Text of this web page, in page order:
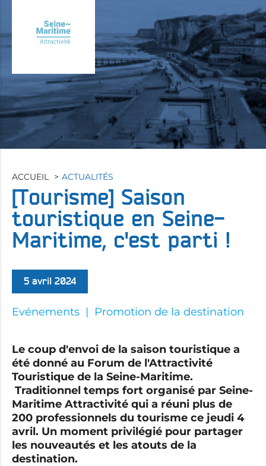
contenu
principal
ACCUEIL ACTUALITÉS
[Tourisme] Saison
touristique en Seine-
Maritime, c'est parti !
5 avril 2024
Evénements Promotion de la destination
Le coup d'envoi de la saison touristique a
été donné au Forum de l'Attractivité
Touristique de la Seine-Maritime.
Traditionnel temps fort organisé par Seine-
Maritime Attractivité qui a réuni plus de
200 professionnels du tourisme ce jeudi 4
avril. Un moment privilégié pour partager
les nouveautés et les atouts de la
destination.